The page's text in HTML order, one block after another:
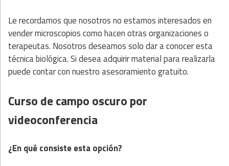
Le recordamos que nosotros no estamos interesados en
vender microscopios como hacen otras organizaciones o
terapeutas. Nosotros deseamos solo dar a conocer esta
técnica biológica. Si desea adquirir material para realizarla
puede contar con nuestro asesoramiento gratuito.
Curso de campo oscuro por
videoconferencia
¿En qué consiste esta opción?